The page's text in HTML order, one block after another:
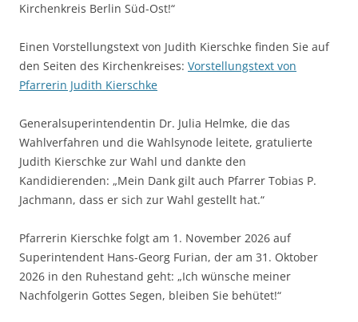
Kirchenkreis Berlin Süd-Ost!“
Einen Vorstellungstext von Judith Kierschke finden Sie auf
den Seiten des Kirchenkreises: Vorstellungstext von
Pfarrerin Judith Kierschke
Generalsuperintendentin Dr. Julia Helmke, die das
Wahlverfahren und die Wahlsynode leitete, gratulierte
Judith Kierschke zur Wahl und dankte den
Kandidierenden: „Mein Dank gilt auch Pfarrer Tobias P.
Jachmann, dass er sich zur Wahl gestellt hat.“
Pfarrerin Kierschke folgt am 1. November 2026 auf
Superintendent Hans-Georg Furian, der am 31. Oktober
2026 in den Ruhestand geht: „Ich wünsche meiner
Nachfolgerin Gottes Segen, bleiben Sie behütet!“